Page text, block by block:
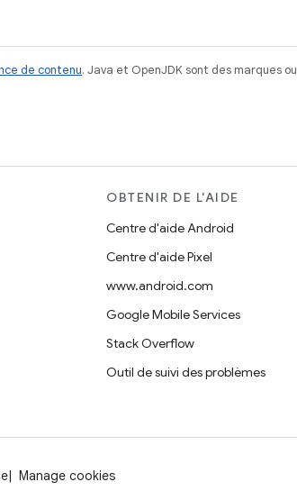
de contenu. Java et OpenJDK sont des marques ou
OBTENIR DE L'AIDE
Centre d'aide Android
Centre d'aide Pixel
www.android.com
Google Mobile Services
Stack Overflow
Outil de suivi des problèmes
Manage cookies